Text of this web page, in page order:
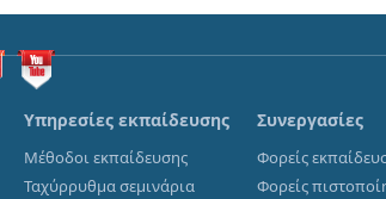
Υπηρεσίες εκπαίδευσης
Μέθοδοι εκπαίδευσης
Ταχύρρυθμα σεμινάρια
Συνεργασίες
Φορείς
Φορείς